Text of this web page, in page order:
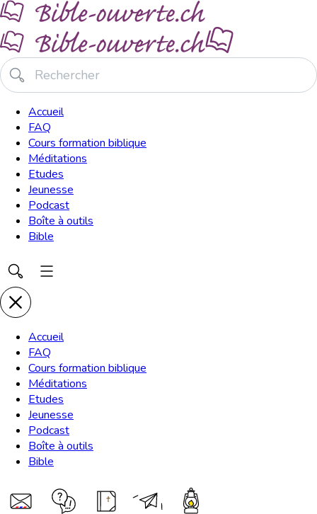
Accueil
FAQ
Cours formation biblique
Méditations
Etudes
Jeunesse
Podcast
Boîte à outils
Bible
Accueil
FAQ
Cours formation biblique
Méditations
Etudes
Jeunesse
Podcast
Boîte à outils
Bible